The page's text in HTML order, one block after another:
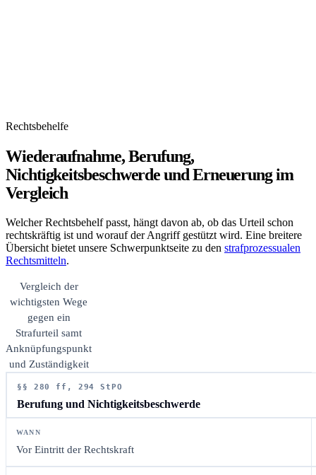
Rechtsbehelfe
Wiederaufnahme, Berufung,
Nichtigkeitsbeschwerde und Erneuerung im
Vergleich
Welcher Rechtsbehelf passt, hängt davon ab, ob das Urteil schon
rechtskräftig ist und worauf der Angriff gestützt wird. Eine breitere
Übersicht bietet unsere Schwerpunktseite zu den strafprozessualen
Rechtsmitteln.
Vergleich der
wichtigsten Wege
gegen ein
Strafurteil samt
Anknüpfungspunkt
und Zuständigkeit
§§ 280 ff, 294 StPO
Berufung und Nichtigkeitsbeschwerde
Vor Eintritt der Rechtskraft